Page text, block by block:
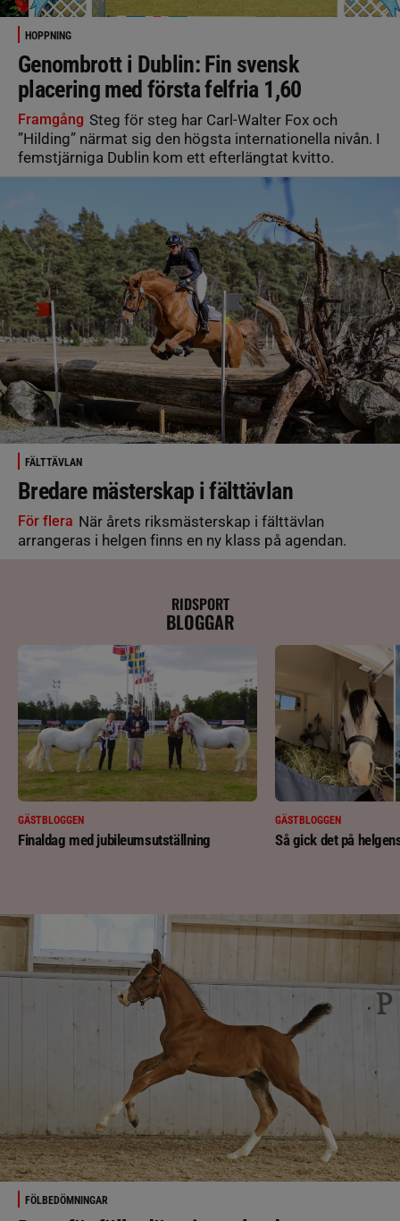
HOPPNING
Genombrott i Dublin: Fin svensk
placering med första felfria 1,60
Framgång Steg för steg har Carl-Walter Fox och
”Hilding” närmat sig den högsta internationella nivån. I
femstjärniga Dublin kom ett efterlängtat kvitto.
FÄLTTÄVLAN
Bredare mästerskap i fälttävlan
För flera När årets riksmästerskap i fälttävlan
arrangeras i helgen finns en ny klass på agendan.
RIDSPORT
BLOGGAR
GÄSTBLOGGEN
Finaldag med jubileumsutställning
GÄSTBLOGGEN
Så gick det på
FÖLBEDÖMNINGAR